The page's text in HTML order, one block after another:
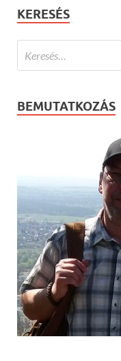
KERESÉS
BEMUTATKOZÁS